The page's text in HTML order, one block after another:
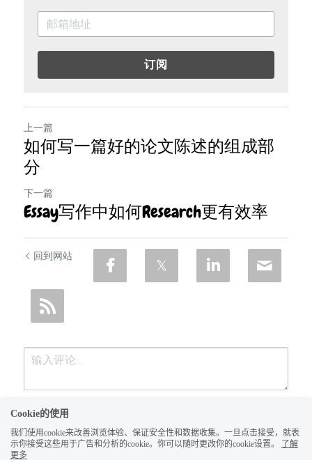
订阅
上一篇
如何写一篇好的论文陈述的组成部
分
下一篇
Essay写作中如何Research更有效率
回到网站
Cookie的使用
我们使用cookie来改善浏览体验、保证安全性和数据收集。一旦点击接受，就表
示你接受这些用于广告和分析的cookie。你可以随时更改你的cookie设置。
了解
更多